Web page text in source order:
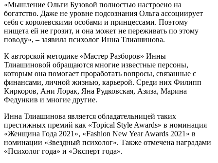
«Мышление Ольги Бузовой полностью настроено на
богатство. Даже не уровне подсознания Ольга ассоциирует
себя с королевскими особами и принцессами. Поэтому
нищета ей не грозит, и она может не переживать по этому
поводу», – заявила психолог Инна Тлиашинова.
К авторской методике «Мастер Разборов» Инны
Тлиашиновой обращаются многие известные персоны,
которым она помогает проработать вопросы, связанные с
финансами, личной жизнью, карьерой. Среди них Филипп
Киркоров, Ани Лорак, Яна Рудковская, Азиза, Марина
Федункив и многие другие.
Инна Тлиашинова является обладательницей таких
престижных премий как «Topical Style Awards» в номинация
«Женщина Года 2021», «Fashion New Year Awards 2021» в
номинации «Звездный психолог». Также отмечена наградами
«Психолог года» и «Эксперт года».